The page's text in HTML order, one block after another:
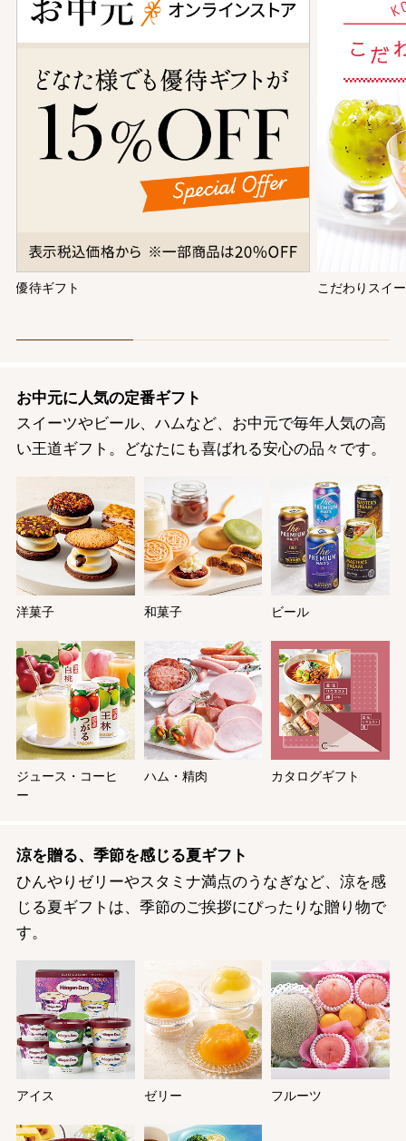
優待ギフト こだわりスイ
お中元に人気の定番ギフト
スイーツやビール、ハムなど、お中元で毎年人気の高
い王道ギフト。どなたにも喜ばれる安心の品々です。
洋菓子 和菓子 ビール
ジュース・コーヒ
ー
ハム・精肉 カタログギフト
涼を贈る、季節を感じる夏ギフト
ひんやりゼリーやスタミナ満点のうなぎなど、涼を感
じる夏ギフトは、季節のご挨拶にぴったりな贈り物で
す。
アイス ゼリー フルーツ